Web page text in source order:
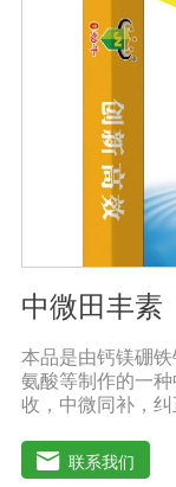
中微田丰素
本品是由钙镁硼
氨酸等制作的一
收，中微同补，
物种个生长阶段
病害，营养全面，
联系我们